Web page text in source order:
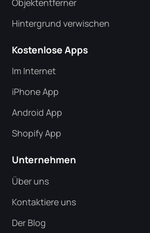
Objektentferner
Hintergrund verwischen
Kostenlose Apps
Im Internet
iPhone App
Android App
Shopify App
Unternehmen
Über uns
Kontaktiere uns
Der Blog